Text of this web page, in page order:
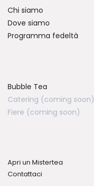
Chi siamo
Dove siamo
Programma fedeltà
Bubble Tea
Catering (coming soon)
Fiere (coming soon)
Apri un Mistertea
Contattaci